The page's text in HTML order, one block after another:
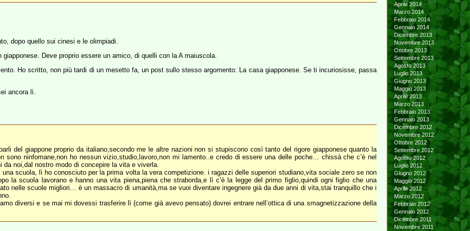
dopo quello sui cinesi e le olimpiadi.
Deve proprio essere un amico, di quelli con la A maiuscola.
Ho scritto, non più tardi di un mesetto fa, un post sullo stesso argomento: La casa giapponese. Se ti incuriosisse, passa
ancora lì.
del giappone proprio da italiano,secondo me le altre nazioni non si stupiscono così tanto del rigore giapponese quanto la
ninfomane,non ho nessun vizio,studio,lavoro,non mi lamento..e credo di essere una delle poche… chissà che c’è nel
noi,dal nostro modo di concepire la vita e viverla.
scuola, lì ho conosciuto per la prima volta la vera competizione. i ragazzi delle superiori studiano,vita sociale zero se non
la scuola lavorano e hanno una vita piena,piena che straborda,e lì c’è la legge del primo figlio,quindi ogni figlio che una
nelle scuole migliori… è un massacro di umanità,ma se vuoi diventare ingegnere già da due anni di vita,stai tranquillo che i
diversi e se mai mi dovessi trasferire lì (come già avevo pensato) dovrei entrare nell’ottica di una smagnetizzazione della
Aprile 2014
Marzo 2014
Febbraio 2014
Gennaio 2014
Dicembre 2013
Novembre 2013
Ottobre 2013
Settembre 2013
Agosto 2013
Luglio 2013
Giugno 2013
Maggio 2013
Aprile 2013
Marzo 2013
Febbraio 2013
Gennaio 2013
Dicembre 2012
Novembre 2012
Ottobre 2012
Settembre 2012
Agosto 2012
Luglio 2012
Giugno 2012
Maggio 2012
Aprile 2012
Marzo 2012
Febbraio 2012
Gennaio 2012
Dicembre 2011
Novembre 2011